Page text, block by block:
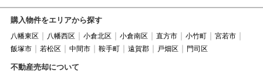
購入物件をエリアから探す
八幡東区 八幡西区 小倉北区 小倉南区 直方市 小竹町
宮若市
飯塚市
若松区 中間市 鞍手町 遠賀郡 戸畑区 門司区
不動産売却について